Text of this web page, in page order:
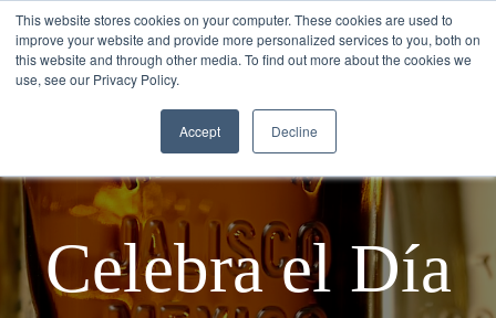
This website stores cookies on your computer. These cookies are used to
improve your website and provide more personalized services to you, both on
this website and through other media. To find out more about the cookies we
use, see our Privacy Policy.
Accept Decline
Celebra el Día